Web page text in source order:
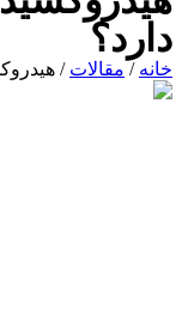
دارد؟
خانه / مقالات /